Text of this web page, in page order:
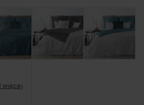
więcej